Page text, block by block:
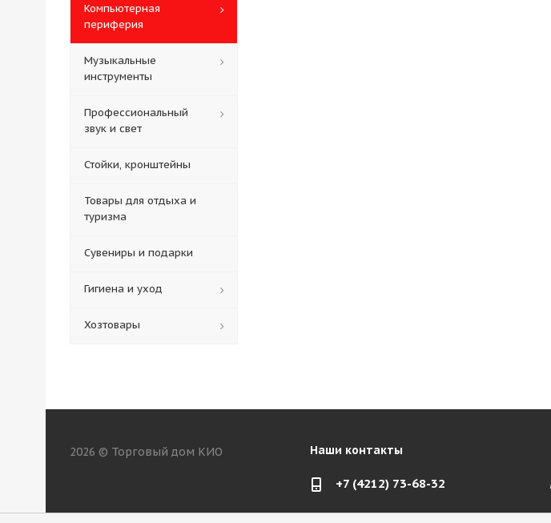
Компьютерная
периферия
Музыкальные
инструменты
Профессиональный
звук и свет
Стойки, кронштейны
Товары для отдыха и
туризма
Сувениры и подарки
Гигиена и уход
Хозтовары
2026 © Торговый дом КИО Наши контакты
+7 (4212) 73-68-32